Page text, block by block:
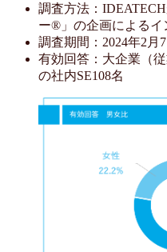
調査方法：
ー®︎」の企画によるイ
調査期間：2024年2月
有効回答：大企業（
の社内SE108名